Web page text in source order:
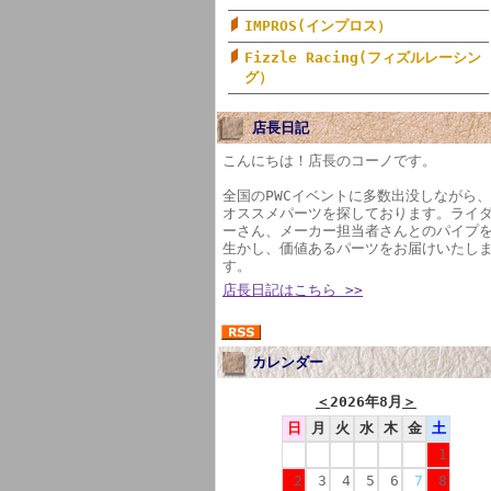
IMPROS(インプロス）
Fizzle Racing(フィズルレーシン
グ）
店長日記
こんにちは！店長のコーノです。
全国のPWCイベントに多数出没しながら、
オススメパーツを探しております。ライ
ーさん、メーカー担当者さんとのパイプを
生かし、価値あるパーツをお届けいたしま
す。
店長日記はこちら >>
カレンダー
＜ 2026年8月 ＞
日
月 火 水 木 金
土
1
2
3 4 5 6 7
8